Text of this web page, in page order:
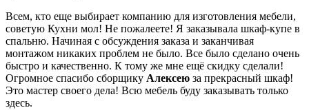
Всем, кто еще выбирает компанию для изготовления мебели,
советую Кухни мол! Не пожалеете! Я заказывала шкаф-купе в
спальню. Начиная с обсуждения заказа и заканчивая
монтажом никаких проблем не было. Все было сделано очень
быстро и качественно. К тому же мне ещё скидку сделали!
Огромное спасибо сборщику Алексею за прекрасный шкаф!
Это мастер своего дела! Всю мебель буду заказывать только
здесь.